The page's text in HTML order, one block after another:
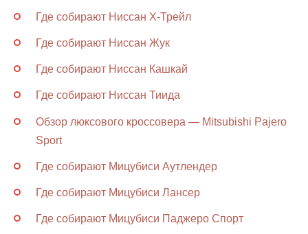
Где собирают Ниссан Х-Трейл
Где собирают Ниссан Жук
Где собирают Ниссан Кашкай
Где собирают Ниссан Тиида
Обзор люксового кроссовера — Mitsubishi Pajero
Sport
Где собирают Мицубиси Аутлендер
Где собирают Мицубиси Лансер
Где собирают Мицубиси Паджеро Спорт